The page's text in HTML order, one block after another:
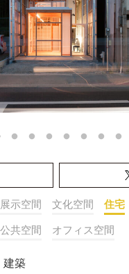
展示空間 文化空間 住宅
公共空間 オフィス空間
建築